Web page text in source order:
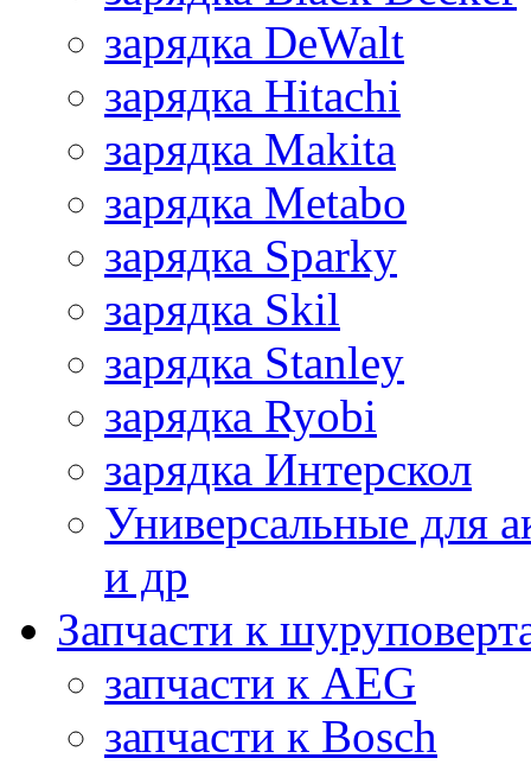
зарядка DeWalt
зарядка Hitachi
зарядка Makita
зарядка Metabo
зарядка Sparky
зарядка Skil
зарядка Stanley
зарядка Ryobi
зарядка Интерскол
Универсальные для
и др
Запчасти к
запчасти к AEG
запчасти к Bosch